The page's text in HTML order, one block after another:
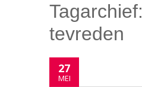
Tagarchief:
tevreden
27
MEI